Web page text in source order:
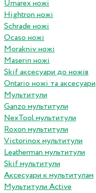
Umarex ножі
Hightron ножі
Schrade ножі
Ocaso ножі
Morakniv ножі
Maserin ножі
Skif аксесуари до ножів
Ontario ножі та аксесуари
Мультитули
Ganzo мультитули
NexTool мультитули
Roxon мультитули
Victorinox мультитули
Leatherman мультитули
Skif мультитули
Аксесуари к мультитулам
Мультитули Active